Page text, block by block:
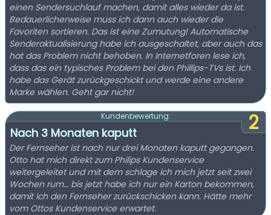
einen Sendersuchlauf machen, damit alles wieder da ist.
Bedauerlicherweise muss ich dann auch wieder die
Favoriten sortieren. Das ist eine Zumutung! Automatische
Senderaktualisierung habe ich ausgeschaltet, aber auch das
hat das Problem nicht behoben. In Internetforen lese ich,
dass das ein typisches Problem bei den Phillips-TVs ist. Ich
habe das Gerät zurückgeschickt und werde eine andere
Marke wählen. Geht gar nicht!
2
Kundenbewertung:
Nach 3 Monaten kaputt
Der Fernseher ist nach nur drei Monaten kaputt gegangen.
Otto hat mich direkt zum Philips Kundenservice
weitergeleitet und mit dem schlage ich mich jetzt seit zwei
Wochen rum… bis jetzt habe ich nur ein Karton bekommen,
damit ich den Fernseher zurückschicken kann. Hätte mehr
vom Ottos Kundenservice erwartet.